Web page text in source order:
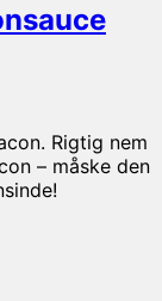
Rigtig nem
– måske den